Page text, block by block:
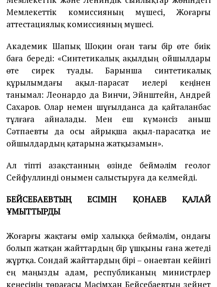
Мемлекеттік комиссияның мүшесі, Жоғарғы
аттестациялық комиссияның мүшесі.
Академик Шапық Шоқин оған тағы бір өте биік
баға береді: «Синтетикалық ақылдың ойшылдары
өте сирек туады. Барынша синтетикалық
құрылымдағы ақыл-парасат иелері кеңінен
танымал: Леонардо да Винчи, Эйнштейн, Андрей
Сахаров. Олар немен шұғылданса да қайталанбас
тұлғаға айналады. Мен еш күмәнсіз Қаныш
Сәтпаевты да осы айрықша ақыл-парасатқа ие
ойшылдардың қатарына жатқызамын».
Ал тіпті Қазақстанның өзінде беймәлім геолог
Сейфуллинді онымен салыстыруға да келмейді.
БЕЙСЕБАЕВТЫҢ ЕСІМІН ҚОНАЕВ ҚАЛАЙ
ҰМЫТТЫРДЫ
Жоғарғы жақтағы өмір халыққа беймәлім, ондағы
болып жатқан жайттардың бір ұшқыны ғана жетеді
жұртқа. Сондай жайттардың бірі – Қонаевтан кейінгі
ең маңызды адам, республиканың министрлер
кеңесінің төрағасы Мәсімхан Бейсебаевтың зейнет